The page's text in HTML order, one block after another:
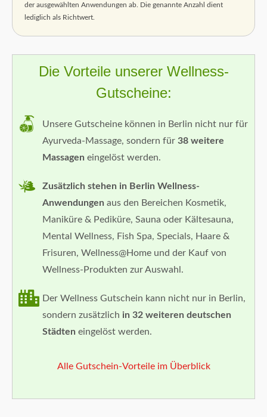
der ausgewählten Anwendungen ab. Die genannte Anzahl dient
lediglich als Richtwert.
Die Vorteile unserer Wellness-
Gutscheine:
Unsere Gutscheine können in Berlin nicht nur für
Ayurveda-Massage, sondern für 38 weitere
Massagen eingelöst werden.
Zusätzlich stehen in Berlin Wellness-
Anwendungen aus den Bereichen Kosmetik,
Maniküre & Pediküre, Sauna oder Kältesauna,
Mental Wellness, Fish Spa, Specials, Haare &
Frisuren, Wellness@Home und der Kauf von
Wellness-Produkten zur Auswahl.
Der Wellness Gutschein kann nicht nur in Berlin,
sondern zusätzlich in 32 weiteren deutschen
Städten eingelöst werden.
Alle Gutschein-Vorteile im Überblick